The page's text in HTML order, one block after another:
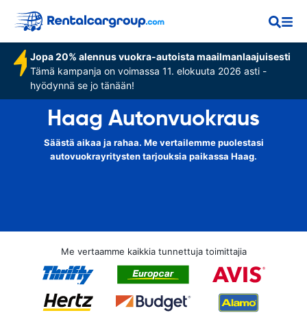
Jopa 20% alennus vuokra-autoista maailmanlaajuisesti
Tämä kampanja on voimassa 11. elokuuta 2026 asti -
hyödynnä se jo tänään!
Haag Autonvuokraus
Säästä aikaa ja rahaa. Me vertailemme puolestasi
autovuokrayritysten tarjouksia paikassa Haag.
Me vertaamme kaikkia tunnettuja toimittajia